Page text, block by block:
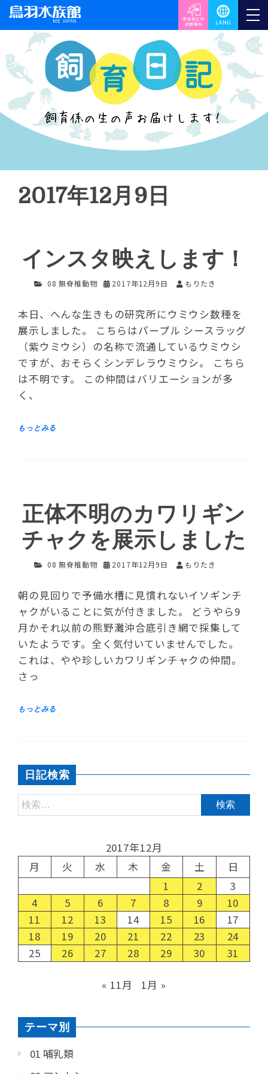
2017年12月9日
インスタ映えします！
08 無脊椎動物 2017年12月9日 もりたき
本日、へんな生きもの研究所にウミウシ数種を
展示しました。 こちらはパープル シースラッグ
（紫ウミウシ）の名称で流通しているウミウシ
ですが、おそらくシンデレラウミウシ。 こちら
は不明です。 この仲間はバリエーションが多
く、
正体不明のカワリギン
チャクを展示しました
08 無脊椎動物 2017年12月9日 もりたき
朝の見回りで予備水槽に見慣れないイソギンチ
ャクがいることに気が付きました。 どうやら9
月かそれ以前の熊野灘沖合底引き網で採集して
いたようです。全く気付いていませんでした。
これは、やや珍しいカワリギンチャクの仲間。
さっ
日記検索
2017年12月
月
火 水 木 金 土
日
1
2
3
4
5 6 7 8 9
10
11
12 13 14 15 16
17
18
19 20 21 22 23
24
25
26 27 28 29 30 31
« 11月 1月 »
テーマ別
01 哺乳類